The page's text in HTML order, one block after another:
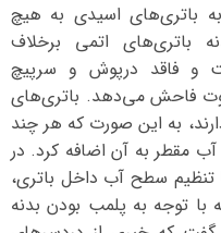
باتری‌های اسیدی به هیچ
باتری‌های اتمی برخلاف
و فاقد درپوش و سرپیچ
فاحش می‌دهد. باتری‌های
به این صورت که هر چند
آب مقطر به آن اضافه کرد. در
تنظیم سطح آب داخل باتری،
با توجه به پلمب بودن بدنه